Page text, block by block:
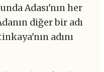
Adası'nın her
diğer bir adı
adını